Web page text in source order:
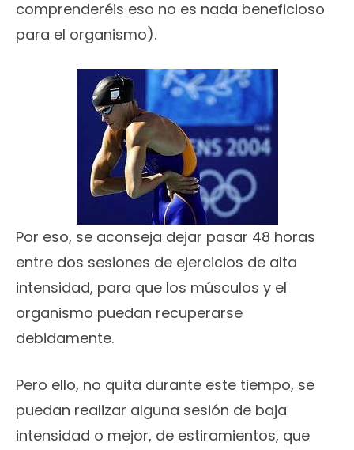
comprenderéis eso no es nada beneficioso
para el organismo).
Por eso, se aconseja dejar pasar 48 horas
entre dos sesiones de ejercicios de alta
intensidad, para que los músculos y el
organismo puedan recuperarse
debidamente.
Pero ello, no quita durante este tiempo, se
puedan realizar alguna sesión de baja
intensidad o mejor, de estiramientos, que